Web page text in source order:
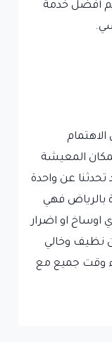
أفضل خدمة
المعيشة
تحدثنا عن واحدة
فهي
او اضرار
نظيف وخالي
وقت جميع مع